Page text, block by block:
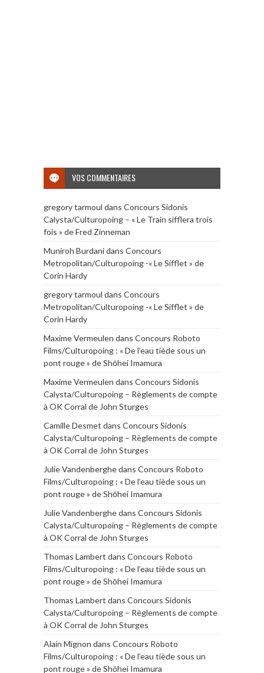
VOS COMMENTAIRES
gregory tarmoul dans Concours Sidonis
Calysta/Culturopoing – « Le Train sifflera trois
fois » de Fred Zinneman
Muniroh Burdanidans Concours
Metropolitan/Culturopoing -« Le Sifflet » de
Corin Hardy
gregory tarmoul dans Concours
Metropolitan/Culturopoing -« Le Sifflet » de
Corin Hardy
Maxime Vermeulen dans Concours Roboto
Films/Culturopoing : « De l’eau tiède sous un
pont rouge » de Shōhei Imamura
Maxime Vermeulen dans Concours Sidonis
Calysta/Culturopoing – Règlements de compte
à OK Corral de John Sturges
Camille Desmet dans Concours Sidonis
Calysta/Culturopoing – Règlements de compte
à OK Corral de John Sturges
Julie Vandenberghedans Concours Roboto
Films/Culturopoing : « De l’eau tiède sous un
pont rouge » de Shōhei Imamura
Julie Vandenberghedans Concours Sidonis
Calysta/Culturopoing – Règlements de compte
à OK Corral de John Sturges
Thomas Lambert dans Concours Roboto
Films/Culturopoing : « De l’eau tiède sous un
pont rouge » de Shōhei Imamura
Thomas Lambert dans Concours Sidonis
Calysta/Culturopoing – Règlements de compte
à OK Corral de John Sturges
Alain Mignon dans Concours Roboto
Films/Culturopoing : « De l’eau tiède sous un
pont rouge » de Shōhei Imamura